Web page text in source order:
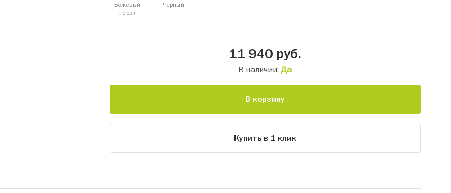
Бежевый
песок
Черный
11 940 руб.
В наличии: Да
В корзину
Купить в 1 клик